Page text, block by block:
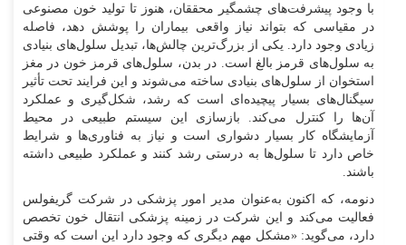
با وجود پیشرفت‌های چشمگیر محققان، هنوز تا تولید خون مصنوعی
در مقیاسی که بتواند نیاز واقعی بیماران را پوشش دهد، فاصله
زیادی وجود دارد. یکی از بزرگ‌ترین چالش‌ها، تبدیل سلول‌های بنیادی
به سلول‌های قرمز بالغ است. در بدن، سلول‌های قرمز خون در مغز
استخوان از سلول‌های بنیادی ساخته می‌شوند و این فرایند تحت تأثیر
سیگنال‌های بسیار پیچیده‌ای است که رشد، شکل‌گیری و عملکرد
آن‌ها را کنترل می‌کند. بازسازی این سیستم طبیعی در محیط
آزمایشگاه کار بسیار دشواری است و نیاز به فناوری‌ها و شرایط
خاص دارد تا سلول‌ها به درستی رشد کنند و عملکرد طبیعی داشته
باشند.
دنومه، که اکنون به‌عنوان مدیر امور پزشکی در شرکت گریفولس
فعالیت می‌کند و این شرکت در زمینه پزشکی انتقال خون تخصص
دارد، می‌گوید: «مشکل مهم دیگری که وجود دارد این است که وقتی